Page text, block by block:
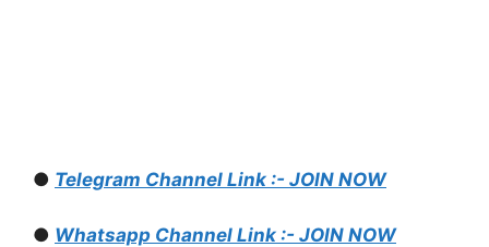
● Telegram Channel Link :- JOIN NOW
● Whatsapp Channel Link :- JOIN NOW